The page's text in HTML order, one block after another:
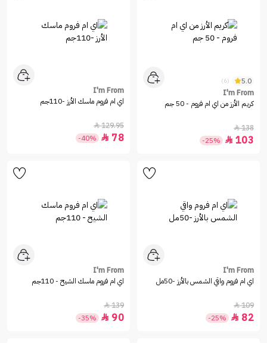
5.0
(6)
I'm From
كريم الأرز من اي ام فروم - 50 جم
138

103

-25%
I'm From
اي ام فروم ماسك الأرز -110جم
129.95

78

-40%
I'm From
اي ام فروم واقي الشمس بالأرز -50مل
109

82

-25%
I'm From
اي ام فروم ماسك الشيح - 110جم
139

90

-35%